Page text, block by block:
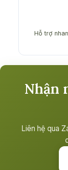
Hỗ trợ
Nhận
Liên hệ qua